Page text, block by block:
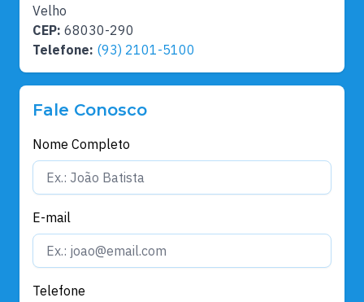
Velho
CEP: 68030-290
Telefone: (93) 2101-5100
Fale Conosco
Nome Completo
E-mail
Telefone